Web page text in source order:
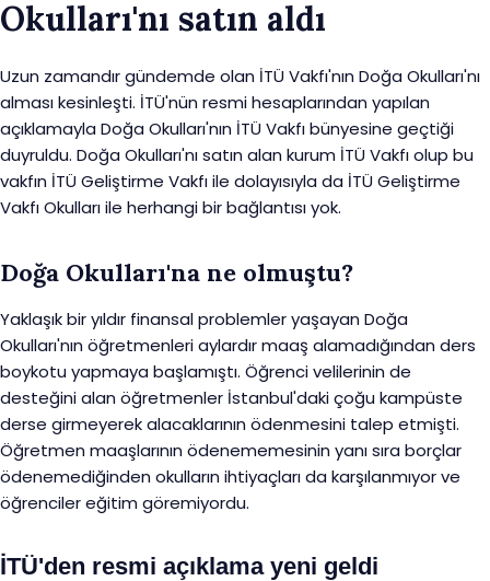
Okulları'nı satın aldı
Uzun zamandır gündemde olan İTÜ Vakfı'nın Doğa Okulları'nı
alması kesinleşti. İTÜ'nün resmi hesaplarından yapılan
açıklamayla Doğa Okulları'nın İTÜ Vakfı bünyesine geçtiği
duyruldu. Doğa Okulları'nı satın alan kurum İTÜ Vakfı olup bu
vakfın İTÜ Geliştirme Vakfı ile dolayısıyla da İTÜ Geliştirme
Vakfı Okulları ile herhangi bir bağlantısı yok.
Doğa Okulları'na ne olmuştu?
Yaklaşık bir yıldır finansal problemler yaşayan Doğa
Okulları'nın öğretmenleri aylardır maaş alamadığından ders
boykotu yapmaya başlamıştı. Öğrenci velilerinin de
desteğini alan öğretmenler İstanbul'daki çoğu kampüste
derse girmeyerek alacaklarının ödenmesini talep etmişti.
Öğretmen maaşlarının ödenememesinin yanı sıra borçlar
ödenemediğinden okulların ihtiyaçları da karşılanmıyor ve
öğrenciler eğitim göremiyordu.
İTÜ'den resmi açıklama yeni geldi